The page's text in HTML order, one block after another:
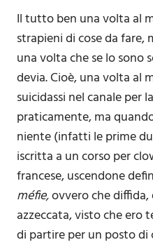
Il tutto ben una volta al
strapieni di cose da fare,
una volta che se lo sono
devia. Cioè, una volta al
suicidassi nel canale per
praticamente, ma
niente (infatti le prime
iscritta a un corso per
francese, uscendone
méfie,ovvero che
azzeccata, visto che ero
di partire per un posto di